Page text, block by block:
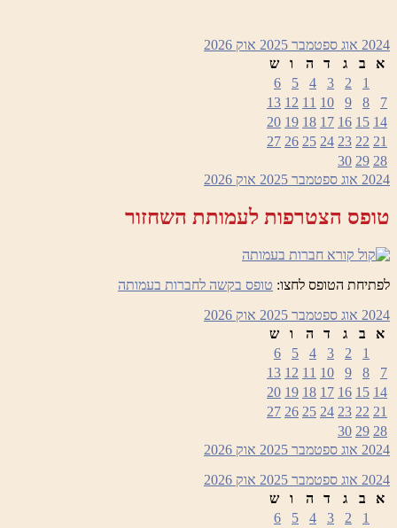
2024 אוג ספטמבר 2025 אוק 2026
א
ב ג ד ה ו
ש
1
2
3
4
5
6
7
8
9
10
11
12
13
14
15
16
17
18
19
20
21
22
23
24
25
26
27
28
29
30
2024 אוג ספטמבר 2025 אוק 2026
טופס הצטרפות לעמותת השחזור
לפתיחת הטופס לחצו: טופס בקשה לחברות בעמותה
2024 אוג ספטמבר 2025 אוק 2026
א
ב ג ד ה ו
ש
1
2
3
4
5
6
7
8
9
10
11
12
13
14
15
16
17
18
19
20
21
22
23
24
25
26
27
28
29
30
2024 אוג ספטמבר 2025 אוק 2026
2024 אוג ספטמבר 2025 אוק 2026
א
ב ג ד ה ו
ש
1
2
3
4
5
6